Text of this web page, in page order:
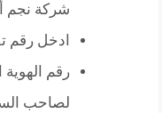
شركة نجم
ادخل رقم
رقم الهوية
لصاحب